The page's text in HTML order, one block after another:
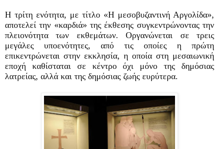
Η τρίτη ενότητα, με τίτλο «Η μεσοβυζαντινή Αργολίδα»,
αποτελεί την «καρδιά» της έκθεσης συγκεντρώνοντας την
πλειονότητα των εκθεμάτων. Οργανώνεται σε τρεις
μεγάλες υποενότητες, από τις οποίες η πρώτη
επικεντρώνεται στην εκκλησία, η οποία στη μεσαιωνική
εποχή καθίσταται σε κέντρο όχι μόνο της δημόσιας
λατρείας, αλλά και της δημόσιας ζωής ευρύτερα.